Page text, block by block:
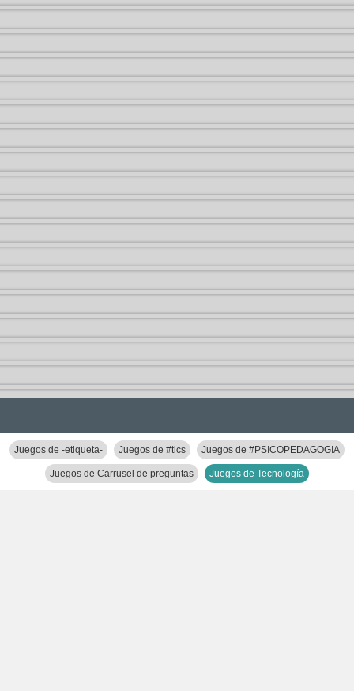
Juegos de -etiqueta- Juegos de #tics Juegos de #PSICOPEDAGOGIA
Juegos de Carrusel de preguntas Juegos de Tecnología